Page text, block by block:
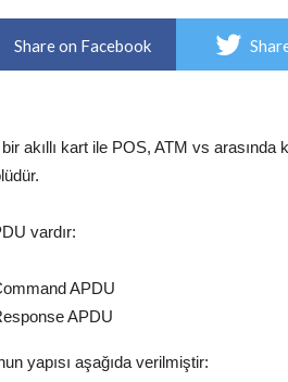
Share on Facebook
akıllı kart ile POS, ATM vs
vardır:
APDU
APDU
yapısı aşağıda verilmiştir: